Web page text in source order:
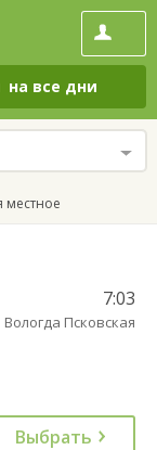
на все дни
местное
7:03
Вологда Псковская
Выбрать